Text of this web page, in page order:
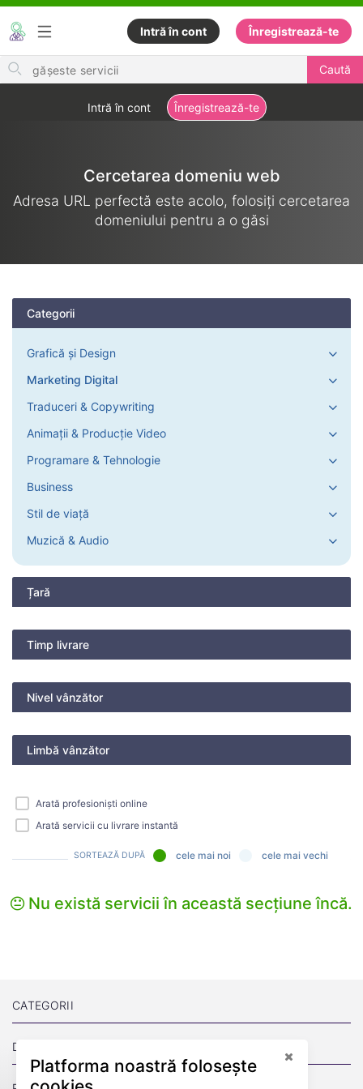
Intră în cont Înregistrează-te
Search
Caută
Intră în cont Înregistrează-te
Cercetarea domeniu web
Adresa URL perfectă este acolo, folosiți cercetarea
domeniului pentru a o găsi
Categorii
Grafică și Design
Marketing Digital
Traduceri & Copywriting
Animații & Producție Video
Programare & Tehnologie
Business
Stil de viață
Muzică & Audio
Țară
Timp livrare
Nivel vânzător
Limbă vânzător
Arată profesioniști online
Arată servicii cu livrare instantă
SORTEAZĂ DUPĂ cele mai noi cele mai vechi
Nu există servicii în această secțiune încă.
CATEGORII
DESPRE
Platforma noastră folosește